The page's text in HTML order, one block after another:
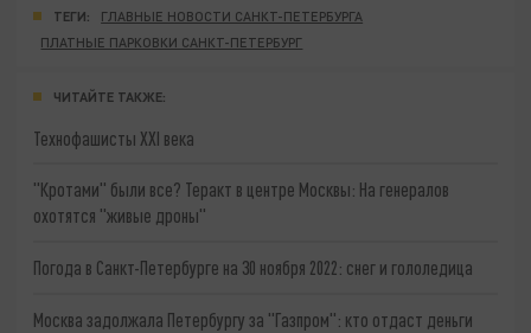
ТЕГИ:
ГЛАВНЫЕ НОВОСТИ САНКТ-ПЕТЕРБУРГА
ПЛАТНЫЕ ПАРКОВКИ САНКТ-ПЕТЕРБУРГ
ЧИТАЙТЕ ТАКЖЕ:
Технофашисты XXI века
"Кротами" были все? Теракт в центре Москвы: На генералов
охотятся "живые дроны"
Погода в Санкт-Петербурге на 30 ноября 2022: снег и гололедица
Москва задолжала Петербургу за "Газпром": кто отдаст деньги